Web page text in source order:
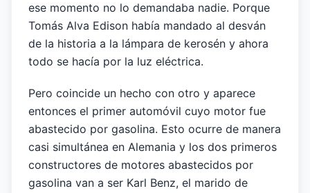
ese momento no lo demandaba nadie. Porque
Tomás Alva Edison había mandado al desván
de la historia a la lámpara de kerosén y ahora
todo se hacía por la luz eléctrica.
Pero coincide un hecho con otro y aparece
entonces el primer automóvil cuyo motor fue
abastecido por gasolina. Esto ocurre de manera
casi simultánea en Alemania y los dos primeros
constructores de motores abastecidos por
gasolina van a ser Karl Benz, el marido de